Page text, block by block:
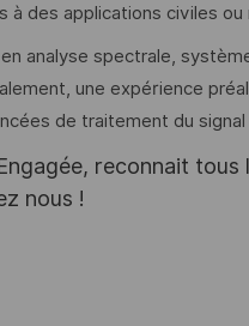
à des applications civiles ou
analyse spectrale,
une expérience
de traitement du signal
reconnait
nous !